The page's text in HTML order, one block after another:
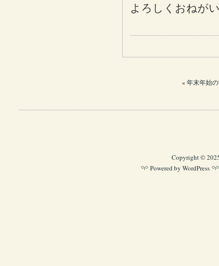
よろしくおねが
« 年末年始
Copyright ©
Powered by WordPress